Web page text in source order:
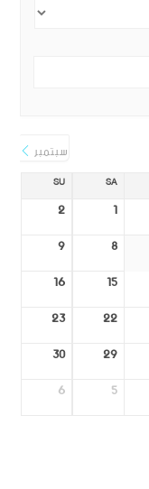
سبتمبر
SA
SU
1
2
8
9
15
16
22
23
29
30
5
6